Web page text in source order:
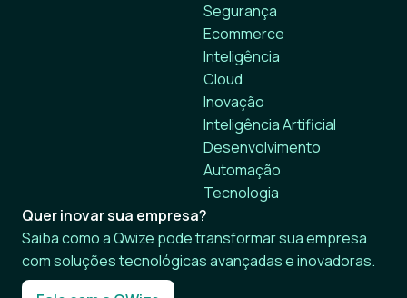
Segurança
Ecommerce
Inteligência
Cloud
Inovação
Inteligência Artificial
Desenvolvimento
Automação
Tecnologia
Quer inovar sua empresa?
Saiba como a Qwize pode transformar sua empresa
com soluções tecnológicas avançadas e inovadoras.